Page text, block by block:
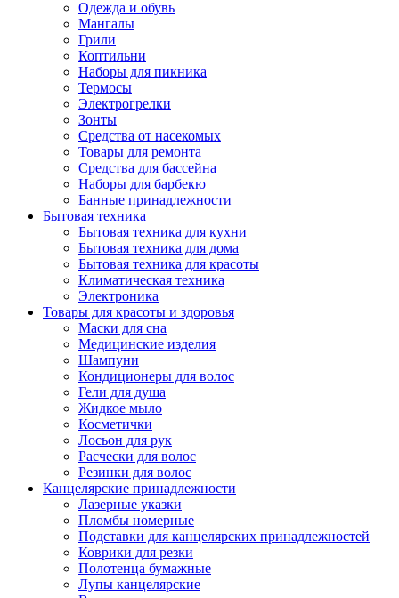
Одежда и обувь
Мангалы
Грили
Коптильни
Наборы для пикника
Термосы
Электрогрелки
Зонты
Средства от насекомых
Товары для ремонта
Средства для бассейна
Наборы для барбекю
Банные принадлежности
Бытовая техника
Бытовая техника для кухни
Бытовая техника для дома
Бытовая техника для красоты
Климатическая техника
Электроника
Товары для красоты и здоровья
Маски для сна
Медицинские изделия
Шампуни
Кондиционеры для волос
Гели для душа
Жидкое мыло
Косметички
Лосьон для рук
Расчески для волос
Резинки для волос
Канцелярские принадлежности
Лазерные указки
Пломбы номерные
Подставки для канцелярских принадлежностей
Коврики для резки
Полотенца бумажные
Лупы канцелярские